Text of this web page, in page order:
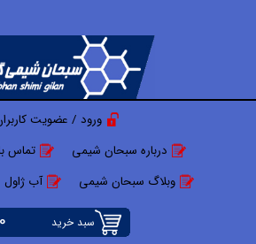
ورود / عضویت
درباره سبحان شیمی
تماس
وبلاگ سبحان شیمی
آب ژاول
سبد خرید 0